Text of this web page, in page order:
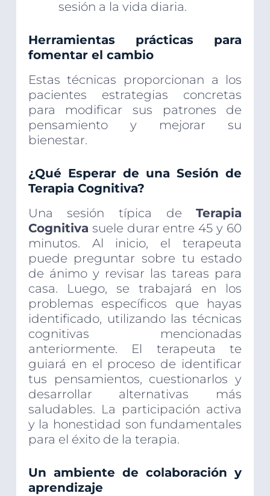
sesión a la vida diaria.
Herramientas prácticas para
fomentar el cambio
Estas técnicas proporcionan a los
pacientes estrategias concretas
para modificar sus patrones de
pensamiento y mejorar su
bienestar.
¿Qué Esperar de una Sesión de
Terapia Cognitiva?
Una sesión típica deTerapia
Cognitiva suele durar entre 45 y 60
minutos. Al inicio, el terapeuta
puede preguntar sobre tu estado
de ánimo y revisar las tareas para
casa. Luego, se trabajará en los
problemas específicos que hayas
identificado, utilizando las técnicas
cognitivas mencionadas
anteriormente. El terapeuta te
guiará en el proceso de identificar
tus pensamientos, cuestionarlos y
desarrollar alternativas más
saludables. La participación activa
y la honestidad son fundamentales
para el éxito de la terapia.
Un ambiente de colaboración y
aprendizaje